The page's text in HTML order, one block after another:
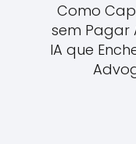
Como
sem Pagar
IA que